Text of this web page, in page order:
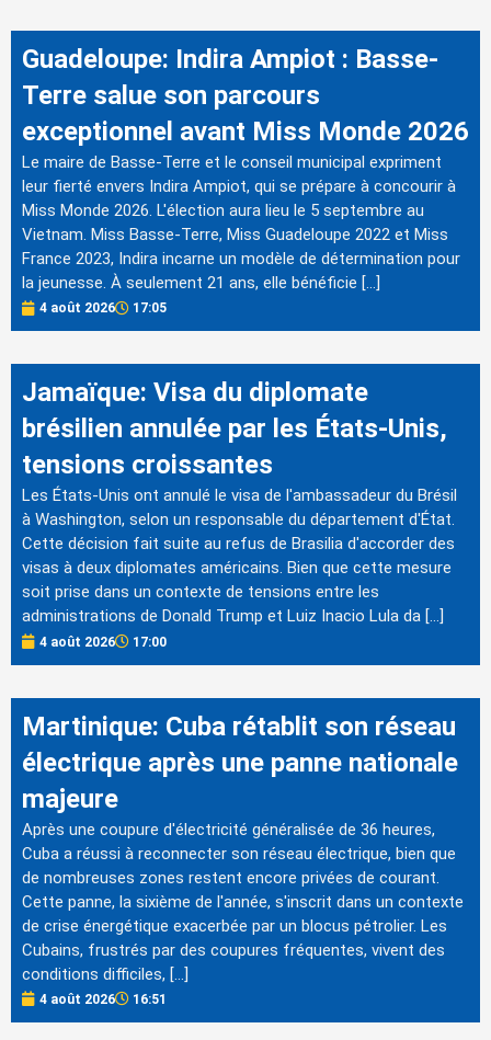
Guadeloupe: Indira Ampiot : Basse-
Terre salue son parcours
exceptionnel avant Miss Monde 2026
Le maire de Basse-Terre et le conseil municipal expriment
leur fierté envers Indira Ampiot, qui se prépare à concourir à
Miss Monde 2026. L'élection aura lieu le 5 septembre au
Vietnam. Miss Basse-Terre, Miss Guadeloupe 2022 et Miss
France 2023, Indira incarne un modèle de détermination pour
la jeunesse. À seulement 21 ans, elle bénéficie […]
4 août 2026 17:05
Jamaïque: Visa du diplomate
brésilien annulée par les États-Unis,
tensions croissantes
Les États-Unis ont annulé le visa de l'ambassadeur du Brésil
à Washington, selon un responsable du département d'État.
Cette décision fait suite au refus de Brasilia d'accorder des
visas à deux diplomates américains. Bien que cette mesure
soit prise dans un contexte de tensions entre les
administrations de Donald Trump et Luiz Inacio Lula da […]
4 août 2026 17:00
Martinique: Cuba rétablit son réseau
électrique après une panne nationale
majeure
Après une coupure d'électricité généralisée de 36 heures,
Cuba a réussi à reconnecter son réseau électrique, bien que
de nombreuses zones restent encore privées de courant.
Cette panne, la sixième de l'année, s'inscrit dans un contexte
de crise énergétique exacerbée par un blocus pétrolier. Les
Cubains, frustrés par des coupures fréquentes, vivent des
conditions difficiles, […]
4 août 2026 16:51